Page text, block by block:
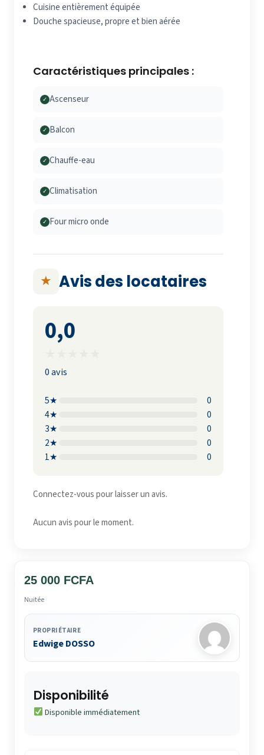
Cuisine entièrement équipée
Douche spacieuse, propre et bien aérée
Caractéristiques principales :
✓ Ascenseur
✓ Balcon
✓ Chauffe-eau
✓ Climatisation
✓ Four micro onde
★ Avis des locataires
0,0
0 avis
5★
0
4★
0
3★
0
2★
0
1★
0
Connectez-vous pour laisser un avis.
Aucun avis pour le moment.
25 000 FCFA
Nuitée
PROPRIÉTAIRE
Edwige DOSSO
Disponibilité
Disponible immédiatement